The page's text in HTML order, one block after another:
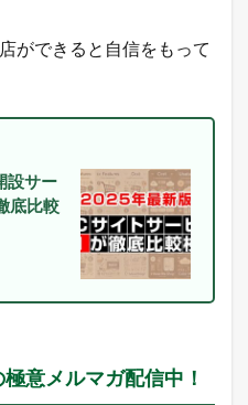
ができると自信をもって
設サー
底比較
意メルマガ配信中！